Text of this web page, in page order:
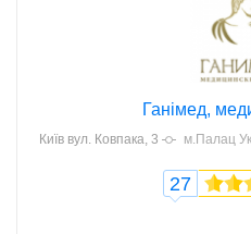
Ганімед,
Київ вул. Ковпака, 3 м.Палац
27